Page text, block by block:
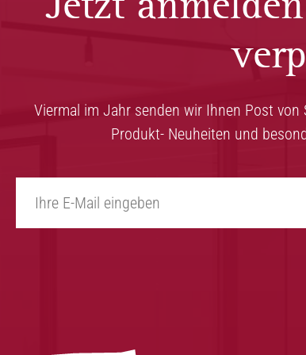
Viermal im Jahr senden wir Ihnen Post
Produkt- Neuheiten und